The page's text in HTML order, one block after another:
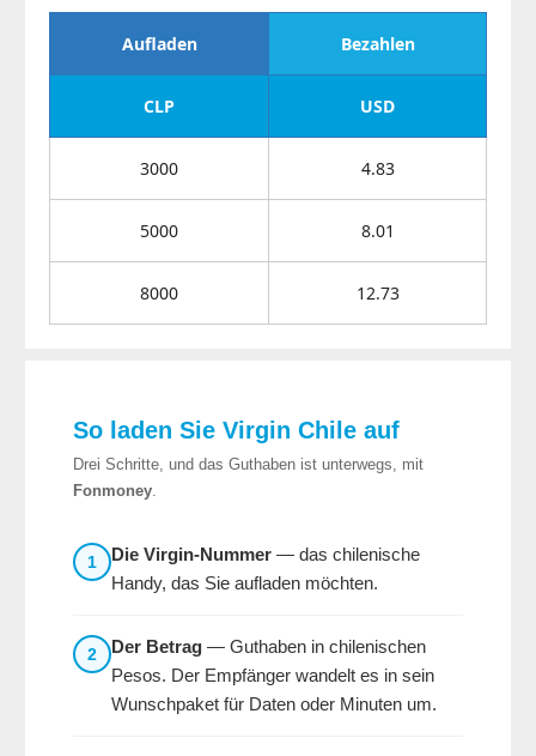
Aufladen Bezahlen
CLP USD
3000 4.83
5000 8.01
8000 12.73
So laden Sie Virgin Chile auf
Drei Schritte, und das Guthaben ist unterwegs, mit
Fonmoney.
1 Die Virgin-Nummer — das chilenische
Handy, das Sie aufladen möchten.
2 Der Betrag — Guthaben in chilenischen
Pesos. Der Empfänger wandelt es in sein
Wunschpaket für Daten oder Minuten um.